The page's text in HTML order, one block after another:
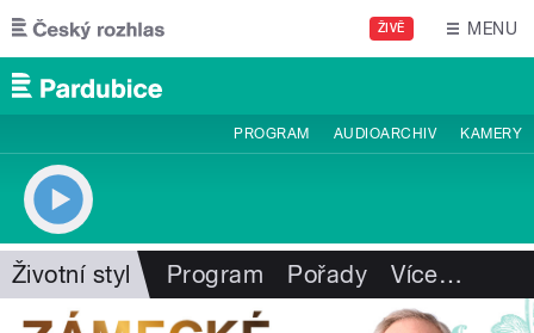
Přejít k hlavnímu obsahu
ŽIVĚ MENU
PROGRAM AUDIOARCHIV KAMERY
Životní styl Program Pořady Více…